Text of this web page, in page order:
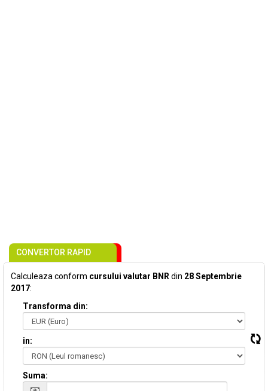
CONVERTOR RAPID
Calculeaza conform cursului valutar BNR din 28 Septembrie
2017:
Transforma din:
in:
Suma: